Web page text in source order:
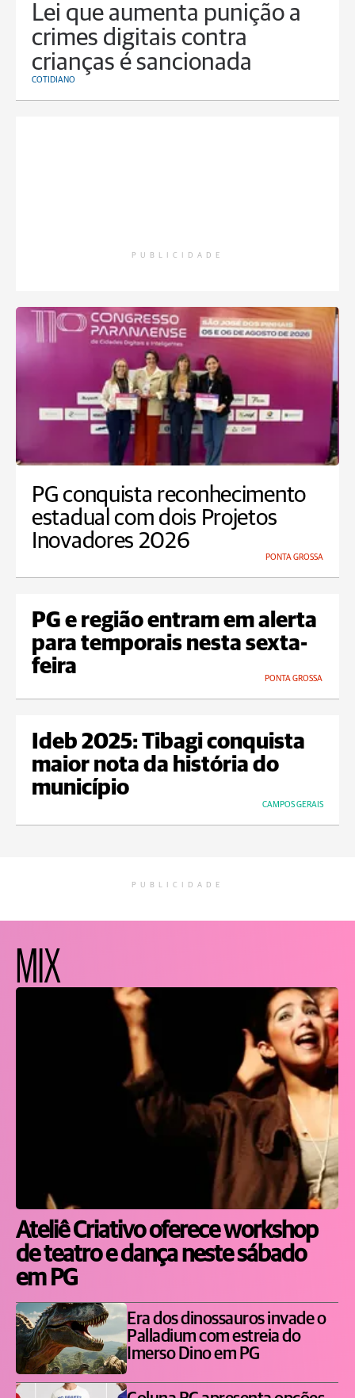
Lei que aumenta punição a
crimes digitais contra
crianças é sancionada
COTIDIANO
PUBLICIDADE
PG conquista reconhecimento
estadual com dois Projetos
Inovadores 2026
PONTA GROSSA
PG e região entram em alerta
para temporais nesta sexta-
feira
PONTA GROSSA
Ideb 2025: Tibagi conquista
maior nota da história do
município
CAMPOS GERAIS
PUBLICIDADE
MIX
Ateliê Criativo oferece workshop
de teatro e dança neste sábado
em PG
Era dos dinossauros invade o
Palladium com estreia do
Imerso Dino em PG